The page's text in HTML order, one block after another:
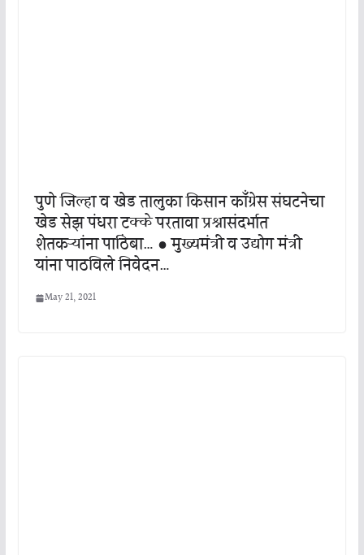
पुणे जिल्हा व खेड तालुका किसान काँग्रेस संघटनेचा
खेड सेझ पंधरा टक्के परतावा प्रश्नासंदर्भात
शेतकऱ्यांना पाठिंबा… ● मुख्यमंत्री व उद्योग मंत्री
यांना पाठविले निवेदन…
May 21, 2021